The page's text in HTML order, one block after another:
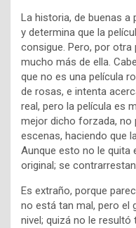
La historia, de buenas a
y determina que la
consigue. Pero, por otra
mucho más de ella.
que no es una película
de rosas, e intenta
real, pero la película es
mejor dicho forzada, no
escenas, haciendo que
Aunque esto no le quita
original; se
Es extraño, porque
no está tan mal, pero el
nivel; quizá no le